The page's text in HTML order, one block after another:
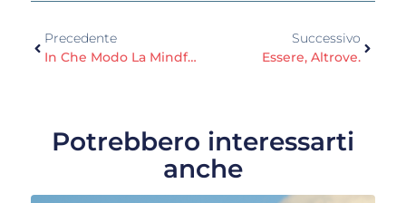
Precedente
In Che Modo La Mindfulness Ci Può Aiutare A Smettere Di Fumare?
Successivo
Essere, Altrove.
Potrebbero interessarti
anche